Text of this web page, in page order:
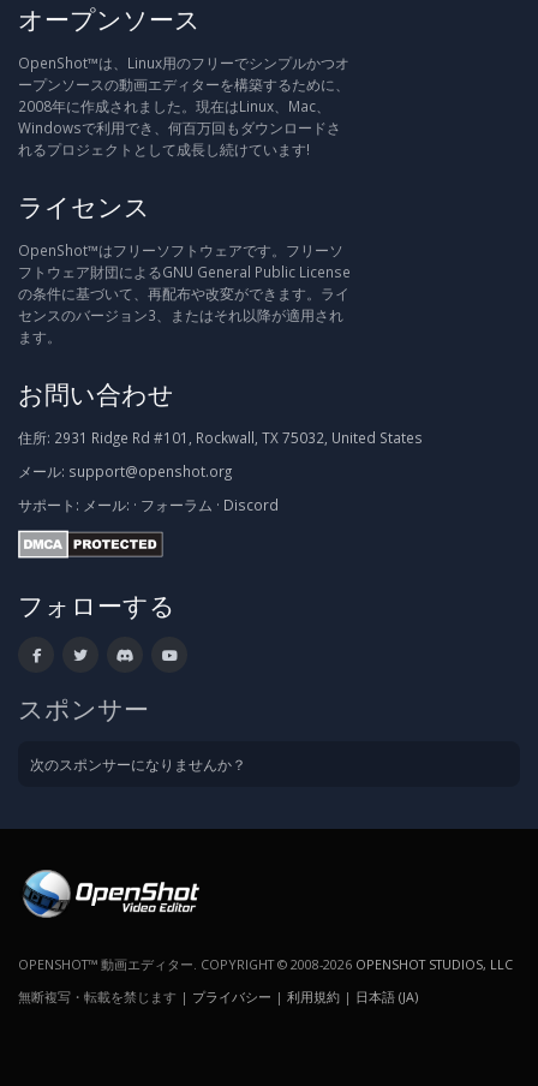
オープンソース
OpenShot™は、Linux用のフリーでシンプルかつオ
ープンソースの動画エディターを構築するために、
2008年に作成されました。現在はLinux、Mac、
Windowsで利用でき、何百万回もダウンロードさ
れるプロジェクトとして成長し続けています!
ライセンス
OpenShot™はフリーソフトウェアです。フリーソ
フトウェア財団によるGNU General Public License
の条件に基づいて、再配布や改変ができます。ライ
センスのバージョン3、またはそれ以降が適用され
ます。
お問い合わせ
住所: 2931 Ridge Rd #101, Rockwall, TX 75032, United States
メール: support@openshot.org
サポート: メール: · フォーラム · Discord
フォローする
スポンサー
次のスポンサーになりませんか？
OPENSHOT™ 動画エディター. COPYRIGHT © 2008-2026 OPENSHOT STUDIOS, LLC
無断複写・転載を禁じます | プライバシー | 利用規約 | 日本語 (JA)